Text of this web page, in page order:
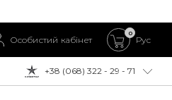
Особистий кабінет
0
Рус
+38 (068) 322 - 29 - 71